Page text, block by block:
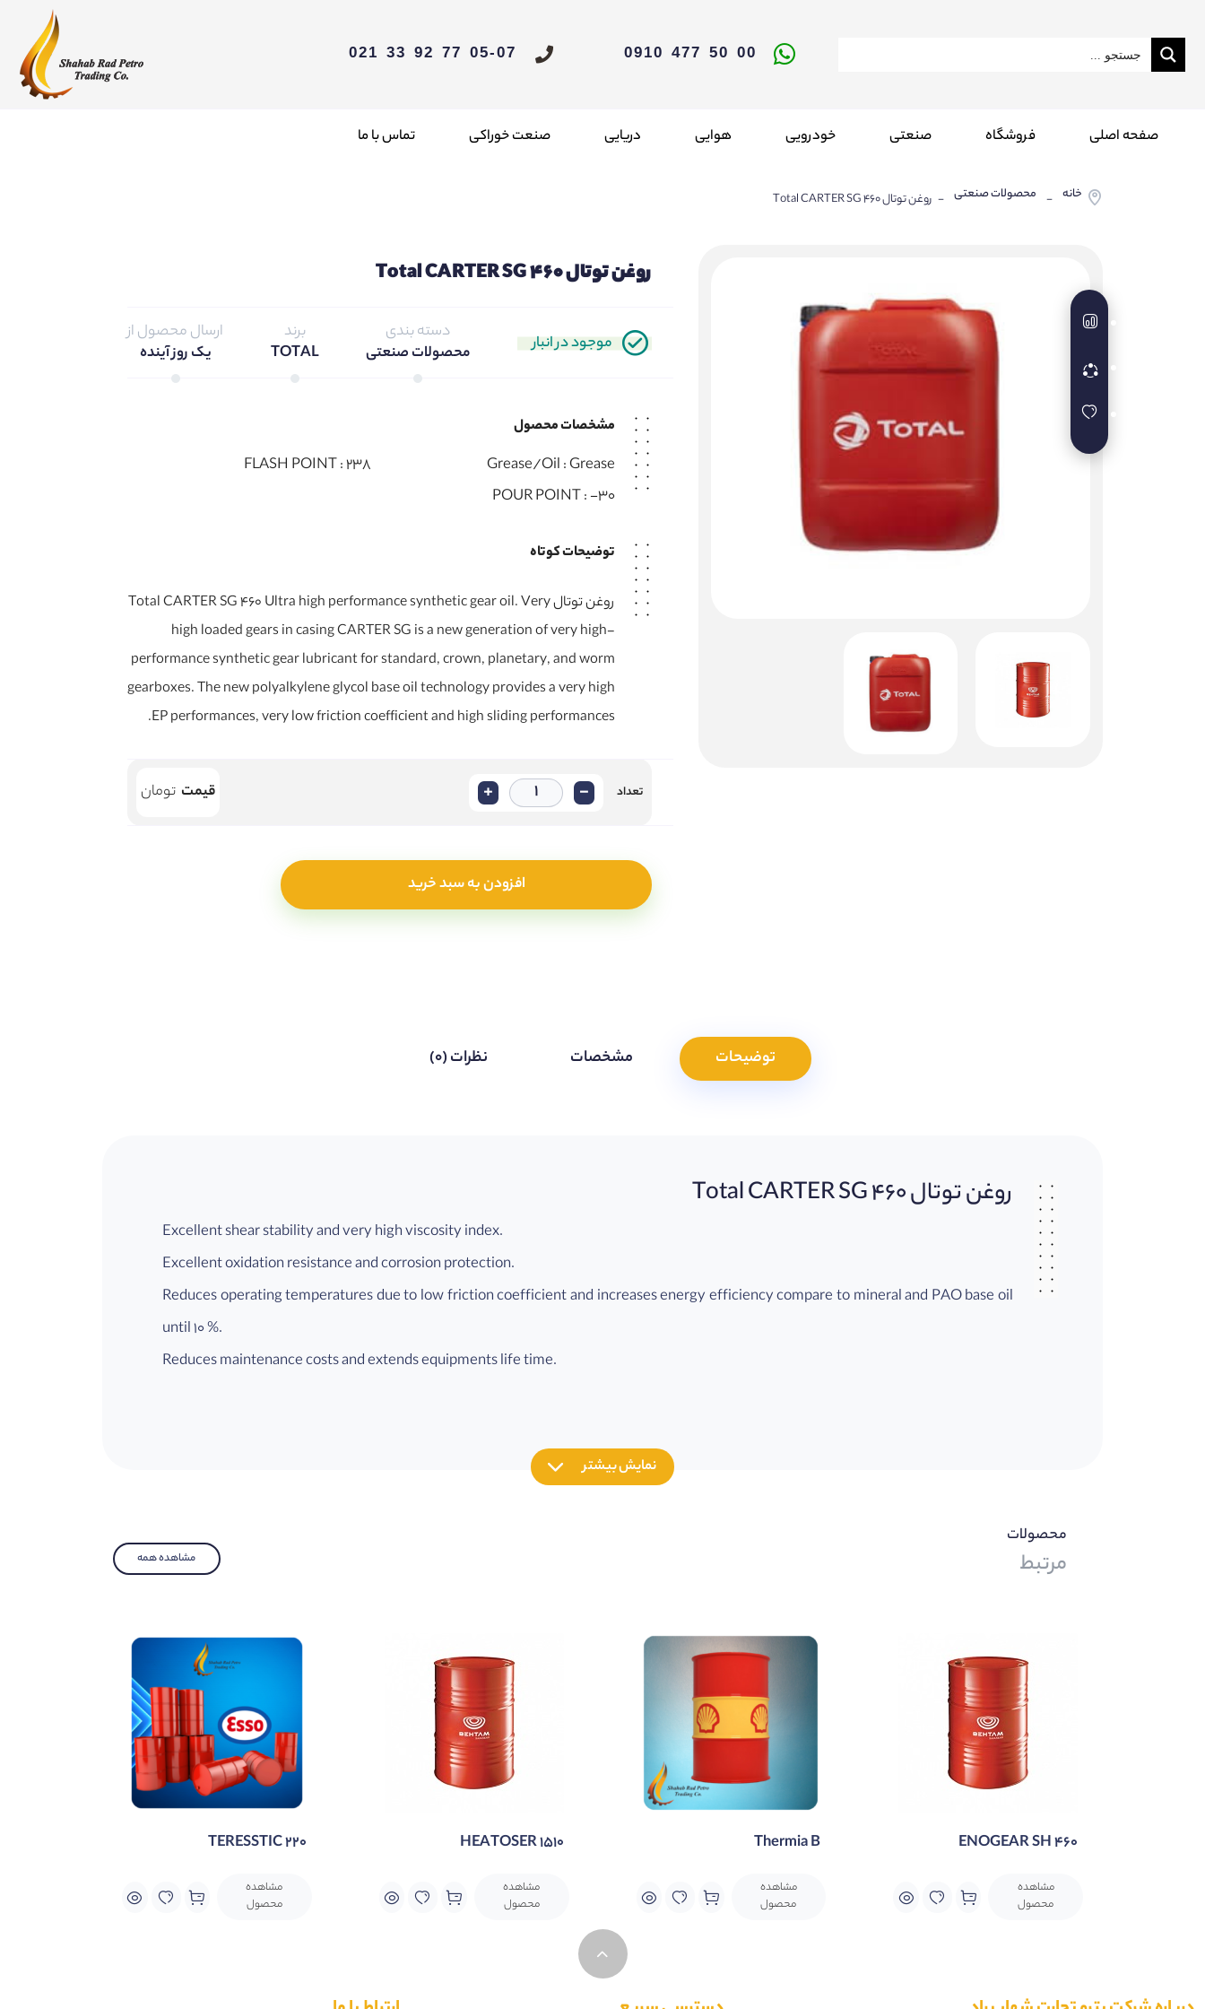
00 50 477 0910
05-07 77 92 33 021
صفحه اصلی فروشگاه صنعتی خودرویی هوایی دریایی صنعت خوراکی تماس با ما
خانه - محصولات صنعتی - روغن توتال Total CARTER SG 460
روغن توتال Total CARTER SG 460
موجود در انبار
دسته بندی
محصولات صنعتی
برند
TOTAL
ارسال محصول از
یک روز آینده
مشخصات محصول
Grease/Oil :Grease
FLASH POINT :238
POUR POINT :-30
توضیحات کوتاه
روغن توتال Total CARTER SG 460 Ultra high performance synthetic gear oil. Very
high loaded gears in casing CARTER SG is a new generation of very high-
performance synthetic gear lubricant for standard, crown, planetary, and worm
gearboxes. The new polyalkylene glycol base oil technology provides a very high
EP performances, very low friction coefficient and high sliding performances.
تعداد -
+ قیمت تومان
افزودن به سبد خرید
توضیحات مشخصات نظرات (0)
روغن توتال Total CARTER SG 460
Excellent shear stability and very high viscosity index.
Excellent oxidation resistance and corrosion protection.
Reduces operating temperatures due to low friction coefficient and increases energy efficiency compare to mineral and PAO base oil
until 10 %.
Reduces maintenance costs and extends equipments life time.
نمایش بیشتر
محصولات
مرتبط مشاهده همه
ENOGEAR SH 460
مشاهده
محصول
Thermia B
مشاهده
محصول
HEATOSER 1510
مشاهده
محصول
TERESSTIC 220
مشاهده
محصول